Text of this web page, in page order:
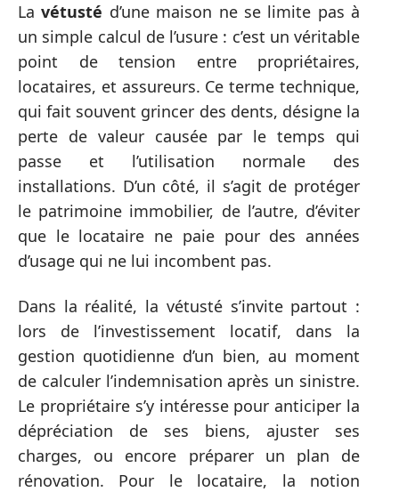
Lavétusté d’une maison ne se limite pas à
un simple calcul de l’usure : c’est un véritable
point de tension entre propriétaires,
locataires, et assureurs. Ce terme technique,
qui fait souvent grincer des dents, désigne la
perte de valeur causée par le temps qui
passe et l’utilisation normale des
installations. D’un côté, il s’agit de protéger
le patrimoine immobilier, de l’autre, d’éviter
que le locataire ne paie pour des années
d’usage qui ne lui incombent pas.
Dans la réalité, la vétusté s’invite partout :
lors de l’investissement locatif, dans la
gestion quotidienne d’un bien, au moment
de calculer l’indemnisation après un sinistre.
Le propriétaire s’y intéresse pour anticiper la
dépréciation de ses biens, ajuster ses
charges, ou encore préparer un plan de
rénovation. Pour le locataire, la notion